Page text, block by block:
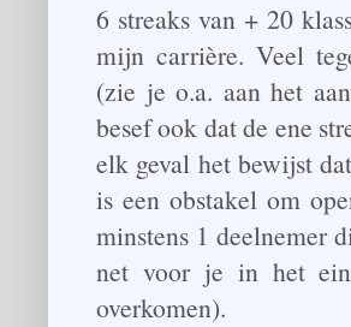
6 streaks van + 20
mijn carrière. Veel
(zie je o.a. aan het
besef ook dat de ene
elk geval het bewijst
is een obstakel om
minstens 1 deelnemer
net voor je in het
overkomen).